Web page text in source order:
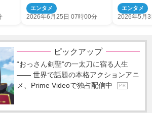
インスタをチェック
エンタメ
2026年6月25日 07時00分
気凄すぎ」
エンタメ
2026年5月
ピックアップ
“おっさん剣聖”の一太刀に宿る人生
―― 世界で話題の本格アクションアニ
メ、Prime Videoで独占配信中
P R